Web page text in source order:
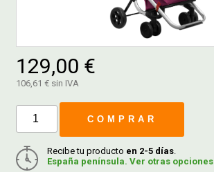
129,00 €
106,61 € sin IVA
COMPRAR
Recibe tu producto en 2-5 días.
España península. Ver otras opciones
DESPIECE
CATÁLOGOS